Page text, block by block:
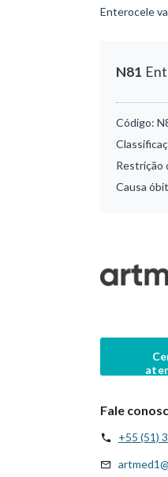
Enterocele
N81
Código:
Restrição
Causa
Fale
+55 (51)